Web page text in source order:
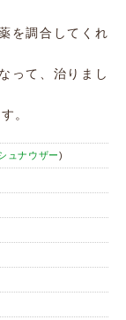
を調合してくれ
って、治りまし
。
ュナウザー)